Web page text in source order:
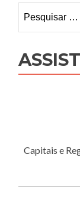
por:
Capitais e